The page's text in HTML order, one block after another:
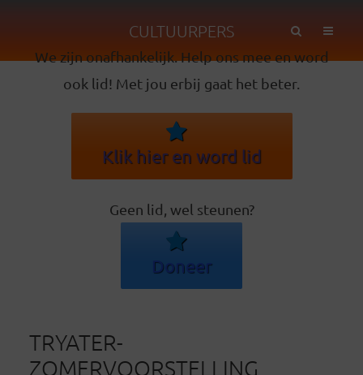
CULTUURPERS
We zijn onafhankelijk. Help ons mee en word
ook lid! Met jou erbij gaat het beter.
Klik hier en word lid
Geen lid, wel steunen?
Doneer
TRYATER-
ZOMERVOORSTELLING